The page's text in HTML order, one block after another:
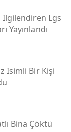
Ilgilendiren Lgs
Yayınlandı
Isimli Bir Kişi
Bina Çöktü